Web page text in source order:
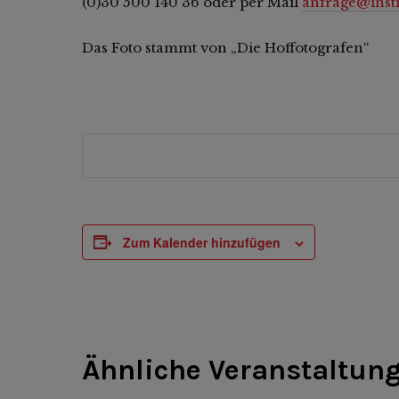
Das Foto stammt von „Die
Zum Kalender hinzufügen
Ähnliche